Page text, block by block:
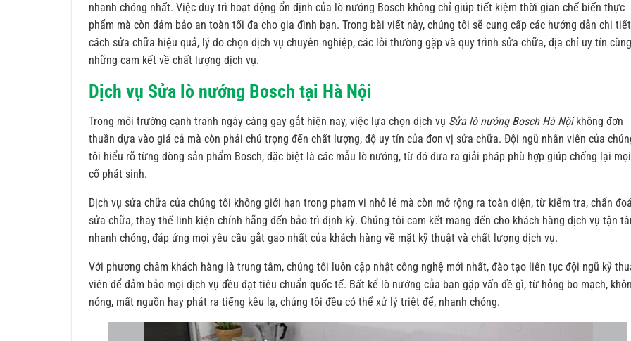
nhanh chóng nhất. Việc duy trì hoạt động ổn định của lò nướng Bosch không chỉ giúp tiết kiệm thời gian chế biến thực
phẩm mà còn đảm bảo an toàn tối đa cho gia đình bạn. Trong bài viết này, chúng tôi sẽ cung cấp các hướng dẫn chi
cách sửa chữa hiệu quả, lý do chọn dịch vụ chuyên nghiệp, các lỗi thường gặp và quy trình sửa chữa, địa chỉ uy tín cùng
những cam kết về chất lượng dịch vụ.
Dịch vụ Sửa lò nướng Bosch tại Hà Nội
Trong môi trường cạnh tranh ngày càng gay gắt hiện nay, việc lựa chọn dịch vụ Sửa lò nướng Bosch Hà Nộikhông đơn
thuần dựa vào giá cả mà còn phải chú trọng đến chất lượng, độ uy tín của đơn vị sửa chữa. Đội ngũ nhân viên của
tôi hiểu rõ từng dòng sản phẩm Bosch, đặc biệt là các mẫu lò nướng, từ đó đưa ra giải pháp phù hợp giúp chống lại
cố phát sinh.
Dịch vụ sửa chữa của chúng tôi không giới hạn trong phạm vi nhỏ lẻ mà còn mở rộng ra toàn diện, từ kiểm tra, chẩn
sửa chữa, thay thế linh kiện chính hãng đến bảo trì định kỳ. Chúng tôi cam kết mang đến cho khách hàng dịch vụ tận
nhanh chóng, đáp ứng mọi yêu cầu gắt gao nhất của khách hàng về mặt kỹ thuật và chất lượng dịch vụ.
Với phương châm khách hàng là trung tâm, chúng tôi luôn cập nhật công nghệ mới nhất, đào tạo liên tục đội ngũ kỹ
viên để đảm bảo mọi dịch vụ đều đạt tiêu chuẩn quốc tế. Bất kể lò nướng của bạn gặp vấn đề gì, từ hỏng bo mạch,
nóng, mất nguồn hay phát ra tiếng kêu lạ, chúng tôi đều có thể xử lý triệt để, nhanh chóng.